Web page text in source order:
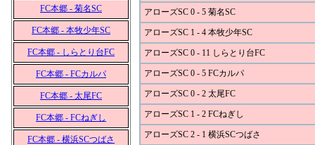
FC本郷 - 菊名SC
FC本郷 - 本牧少年SC
FC本郷 - しらとり台FC
FC本郷 - FCカルパ
FC本郷 - 太尾FC
FC本郷 - FCねぎし
FC本郷 - 横浜SCつばさ
アローズSC 0 - 5 菊名SC
アローズSC 1 - 4 本牧少年SC
アローズSC 0 - 11 しらとり台FC
アローズSC 0 - 5 FCカルパ
アローズSC 0 - 2 太尾FC
アローズSC 1 - 2 FCねぎし
アローズSC 2 - 1 横浜SCつばさ